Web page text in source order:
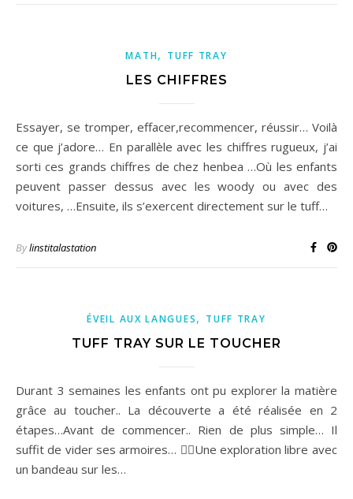
MATH, TUFF TRAY
LES CHIFFRES
Essayer, se tromper, effacer,recommencer, réussir… Voilà
ce que j’adore… En parallèle avec les chiffres rugueux, j’ai
sorti ces grands chiffres de chez henbea …Où les enfants
peuvent passer dessus avec les woody ou avec des
voitures, …Ensuite, ils s’exercent directement sur le tuff…
Bylinstitalastation
ÉVEIL AUX LANGUES, TUFF TRAY
TUFF TRAY SUR LE TOUCHER
Durant 3 semaines les enfants ont pu explorer la matière
grâce au toucher.. La découverte a été réalisée en 2
étapes…Avant de commencer.. Rien de plus simple… Il
suffit de vider ses armoires… ✋🏽Une exploration libre avec
un bandeau sur les…